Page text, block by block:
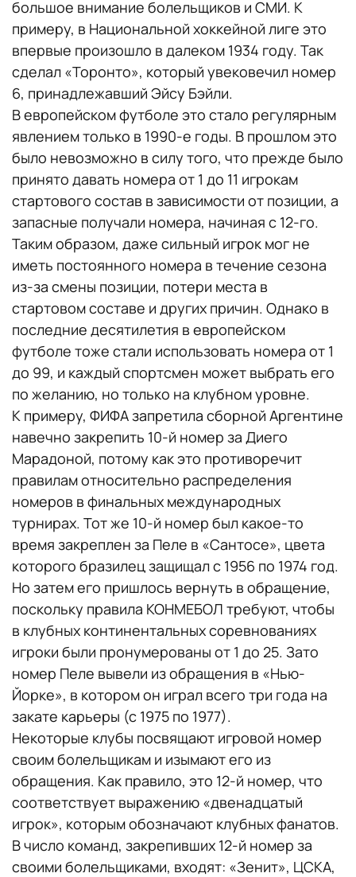
большое внимание болельщиков и СМИ. К
примеру, в Национальной хоккейной лиге это
впервые произошло в далеком 1934 году. Так
сделал «Торонто», который увековечил номер
6, принадлежавший Эйсу Бэйли.
В европейском футболе это стало регулярным
явлением только в 1990-е годы. В прошлом это
было невозможно в силу того, что прежде было
принято давать номера от 1 до 11 игрокам
стартового состав в зависимости от позиции, а
запасные получали номера, начиная с 12-го.
Таким образом, даже сильный игрок мог не
иметь постоянного номера в течение сезона
из-за смены позиции, потери места в
стартовом составе и других причин. Однако в
последние десятилетия в европейском
футболе тоже стали использовать номера от 1
до 99, и каждый спортсмен может выбрать его
по желанию, но только на клубном уровне.
К примеру, ФИФА запретила сборной Аргентине
навечно закрепить 10-й номер за Диего
Марадоной, потому как это противоречит
правилам относительно распределения
номеров в финальных международных
турнирах. Тот же 10-й номер был какое-то
время закреплен за Пеле в «Сантосе», цвета
которого бразилец защищал с 1956 по 1974 год.
Но затем его пришлось вернуть в обращение,
поскольку правила КОНМЕБОЛ требуют, чтобы
в клубных континентальных соревнованиях
игроки были пронумерованы от 1 до 25. Зато
номер Пеле вывели из обращения в «Нью-
Йорке», в котором он играл всего три года на
закате карьеры (с 1975 по 1977).
Некоторые клубы посвящают игровой номер
своим болельщикам и изымают его из
обращения. Как правило, это 12-й номер, что
соответствует выражению «двенадцатый
игрок», которым обозначают клубных фанатов.
В число команд, закрепивших 12-й номер за
своими болельщиками, входят: «Зенит», ЦСКА,